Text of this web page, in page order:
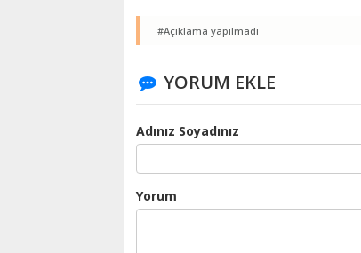
#Açıklama yapılmadı
YORUM EKLE
Adınız Soyadınız
Yorum